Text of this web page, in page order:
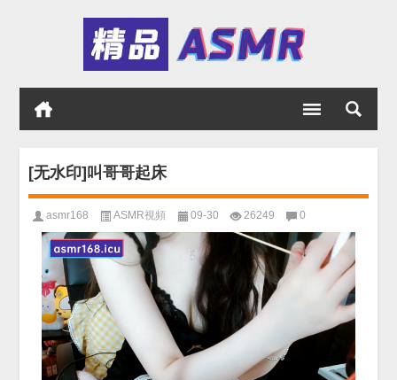
[无水印]叫哥哥起床
asmr168 ASMR視頻 09-30 26249 0